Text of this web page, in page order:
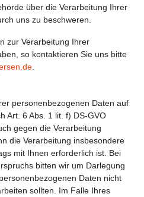
über die Verarbeitung Ihrer
uns zu beschweren.
zur Verarbeitung Ihrer
so kontaktieren Sie uns bitte
personenbezogenen Daten auf
Art. 6 Abs. 1 lit. f) DS-GVO
gegen die Verarbeitung
die Verarbeitung insbesondere
mit Ihnen erforderlich ist. Bei
bitten wir um Darlegung
Daten nicht
sollten. Im Falle Ihres